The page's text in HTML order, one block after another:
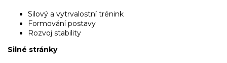
Silový a vytrvalostní trénink
Formování postavy
Rozvoj stability
Silné stránky